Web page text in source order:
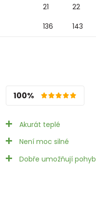
21 22
136 143
100%
Akurát teplé
Není moc silné
Dobře umožňují pohyb